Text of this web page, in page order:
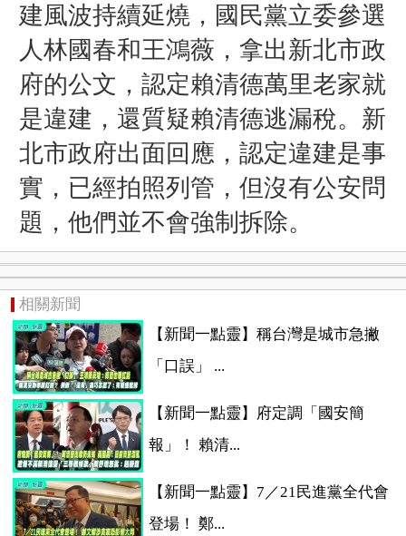
建風波持續延燒，國民黨立委參選
人林國春和王鴻薇，拿出新北市政
府的公文，認定賴清德萬里老家就
是違建，還質疑賴清德逃漏稅。新
北市政府出面回應，認定違建是事
實，已經拍照列管，但沒有公安問
題，他們並不會強制拆除。
相關新聞
【新聞一點靈】稱台灣是城市急撇
「口誤」 ...
【新聞一點靈】府定調「國安簡
報」！ 賴清...
【新聞一點靈】7／21民進黨全代會
登場！ 鄭...